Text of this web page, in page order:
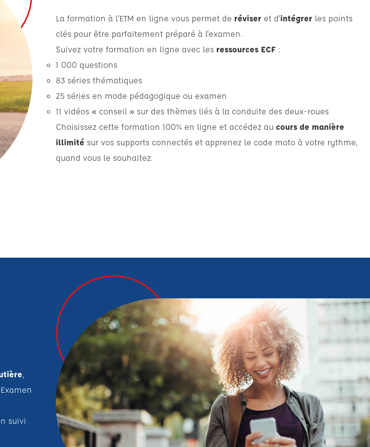
La formation à l’ETM en ligne vous permet de réviser et d’intégrer les points
clés pour être parfaitement préparé à l'examen.
Suivez votre formation en ligne avec les ressources ECF :
1 000 questions
83 séries thématiques
25 séries en mode pédagogique ou examen
11 vidéos « conseil » sur des thèmes liés à la conduite des deux-roues
Choisissez cette formation 100% en ligne et accédez au cours de manière
illimité sur vos supports connectés et apprenez le code moto à votre rythme,
quand vous le souhaitez.
,
suivi